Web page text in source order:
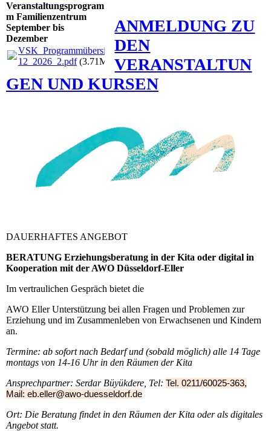
Veranstaltungsprogram
m Familienzentrum
September bis
Dezember
VSK_Programmübersicht_09-
12_2026_2.pdf(3.71MB)
ANMELDUNG ZU
DEN
VERANSTALTUN
GEN UND KURSEN
DAUERHAFTES ANGEBOT
BERATUNG Erziehungsberatung in der Kita oder digital in
Kooperation mit der AWO Düsseldorf-Eller
Im vertraulichen Gespräch bietet die
AWO Eller Unterstützung bei allen Fragen und Problemen zur
Erziehung und im Zusammenleben von Erwachsenen und Kindern
an.
Termine: ab sofort nach Bedarf und (sobald möglich) alle 14 Tage
montags von 14-16 Uhr in den Räumen der Kita
Ansprechpartner: Serdar Büyükdere, Tel: Tel. 0211/60025-363,
Mail: eb.eller@awo-duesseldorf.de
Ort: Die Beratung findet in den Räumen der Kita oder als digitales
Angebot statt.